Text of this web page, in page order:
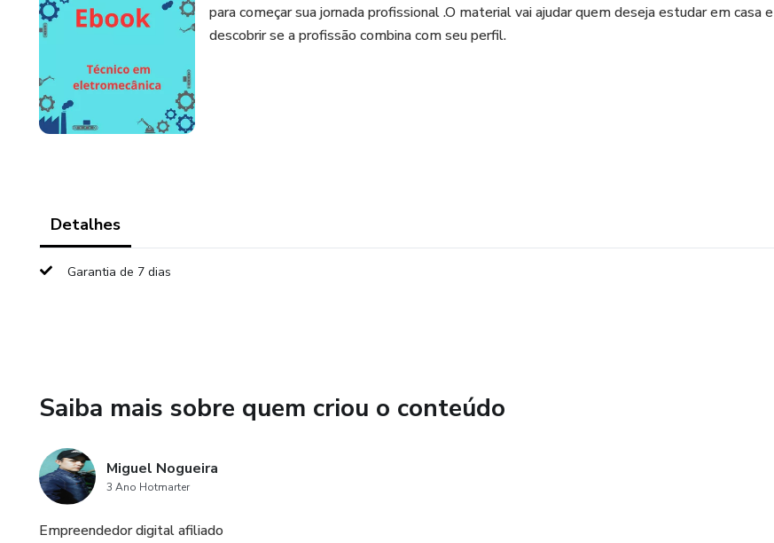
para começar sua jornada profissional .O material vai ajudar quem deseja estudar em casa e
descobrir se a profissão combina com seu perfil.
Detalhes
Garantia de 7 dias
Saiba mais sobre quem criou o conteúdo
Miguel Nogueira
3 Ano Hotmarter
Empreendedor digital afiliado